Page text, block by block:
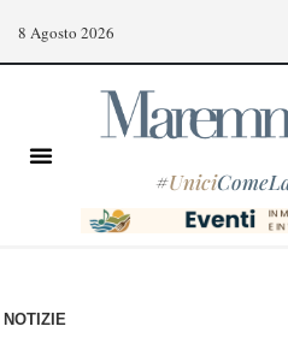
8 Agosto 2026
#Unici
NOTIZIE